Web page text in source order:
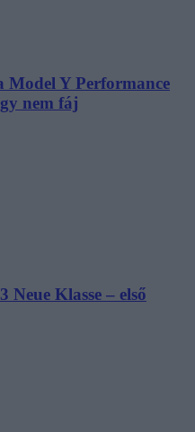
Model Y Performance
nem fáj
Klasse – első